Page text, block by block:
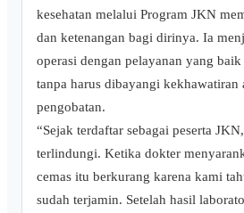
kesehatan melalui Program JKN
dan ketenangan bagi dirinya. Ia
operasi dengan pelayanan yang
tanpa harus dibayangi kekhawatiran
pengobatan.
“Sejak terdaftar sebagai peserta
terlindungi. Ketika dokter
cemas itu berkurang karena kami
sudah terjamin. Setelah hasil